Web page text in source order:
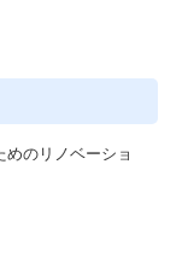
のリノベーショ